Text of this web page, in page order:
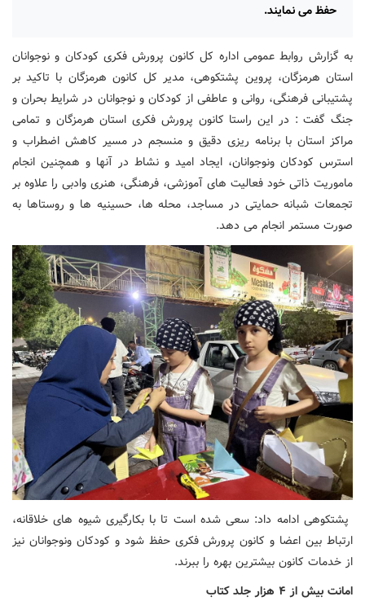
حفظ می نمایند.
به گزارش روابط عمومی اداره کل کانون پرورش فکری کودکان و نوجوانان
استان هرمزگان، پروین پشتکوهی، مدیر کل کانون هرمزگان با تاکید بر
پشتیبانی فرهنگی، روانی و عاطفی از کودکان و نوجوانان در شرایط بحران و
جنگ گفت : در این راستا کانون پرورش فکری استان هرمزگان و تمامی
مراکز استان با برنامه ریزی دقیق و منسجم در مسیر کاهش اضطراب و
استرس کودکان ونوجوانان، ایجاد امید و نشاط در آنها و همچنین انجام
ماموریت ذاتی خود فعالیت های آموزشی، فرهنگی، هنری وادبی را علاوه بر
تجمعات شبانه حمایتی در مساجد، محله ها، حسینیه ها و روستاها به
صورت مستمر انجام می دهد.
پشتکوهی ادامه داد: سعی شده است تا با بکارگیری شیوه های خلاقانه،
ارتباط بین اعضا و کانون پرورش فکری حفظ شود و کودکان ونوجوانان نیز
از خدمات کانون بیشترین بهره را ببرند.
امانت بیش از ۴ هزار جلد کتاب